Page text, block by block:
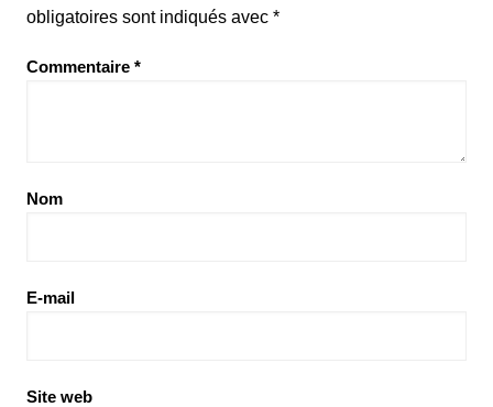
obligatoires sont indiqués avec *
Commentaire *
Nom
E-mail
Site web